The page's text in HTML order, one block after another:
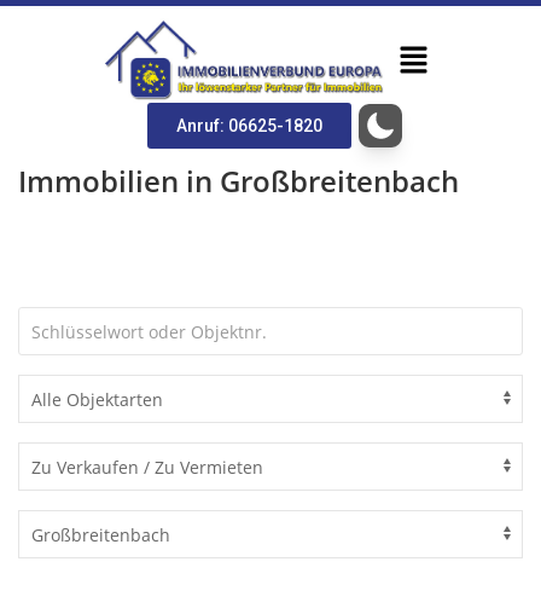
Anruf: 06625-1820
Immobilien in Großbreitenbach